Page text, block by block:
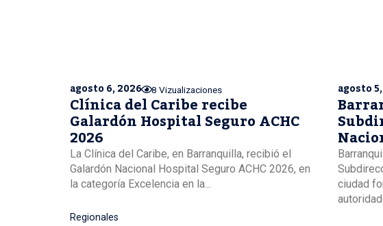
agosto 6, 2026 8 Vizualizaciones
Clínica del Caribe recibe
Galardón Hospital Seguro ACHC
2026
La Clínica del Caribe, en Barranquilla, recibió el
Galardón Nacional Hospital Seguro ACHC 2026, en
la categoría Excelencia en la...
Regionales
agosto
ciudad